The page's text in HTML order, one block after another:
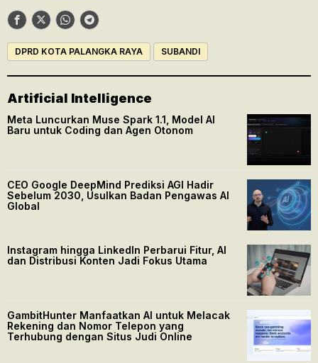
DPRD KOTA PALANGKA RAYA SUBANDI
Artificial Intelligence
Meta Luncurkan Muse Spark 1.1, Model AI
Baru untuk Coding dan Agen Otonom
CEO Google DeepMind Prediksi AGI Hadir
Sebelum 2030, Usulkan Badan Pengawas AI
Global
Instagram hingga LinkedIn Perbarui Fitur, AI
dan Distribusi Konten Jadi Fokus Utama
GambitHunter Manfaatkan AI untuk Melacak
Rekening dan Nomor Telepon yang
Terhubung dengan Situs Judi Online